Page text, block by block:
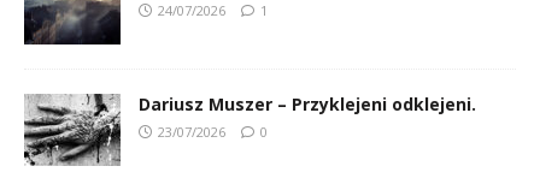
24/07/2026 1
Dariusz Muszer – Przyklejeni odklejeni.
23/07/2026 0